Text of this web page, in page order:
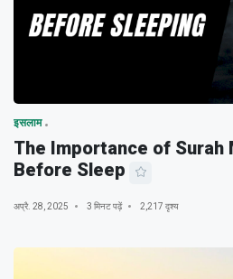
इसलाम
The Importance of Surah
Before Sleep
अप्रै. 28, 2025 3 मिनट पढ़ें 2,217 दृश्य